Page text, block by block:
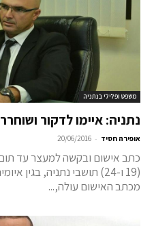
משפט ופלילי בנתניה
נתניה: איימו לדקור
אופירה חסיד -
20/06/2016
כתב אישום ובקשה למעצר עד תום
(19 ו-24) תושבי נתניה, בגין
מכתב האישום עולה,...